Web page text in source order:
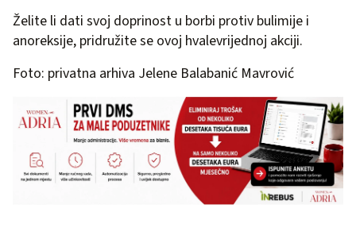
Želite li dati svoj doprinost u borbi protiv bulimije i
anoreksije, pridružite se ovoj hvalevrijednoj akciji.
Foto: privatna arhiva Jelene Balabanić Mavrović